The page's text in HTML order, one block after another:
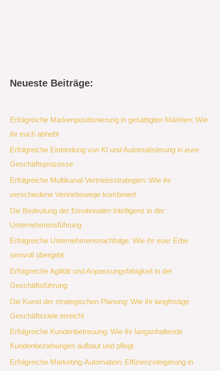
Neueste Beiträge:
Erfolgreiche Markenpositionierung in gesättigten Märkten: Wie
ihr euch abhebt
Erfolgreiche Einbindung von KI und Automatisierung in eure
Geschäftsprozesse
Erfolgreiche Multikanal-Vertriebsstrategien: Wie ihr
verschiedene Vertriebswege kombiniert
Die Bedeutung der Emotionalen Intelligenz in der
Unternehmensführung
Erfolgreiche Unternehmensnachfolge: Wie ihr euer Erbe
sinnvoll übergebt
Erfolgreiche Agilität und Anpassungsfähigkeit in der
Geschäftsführung
Die Kunst der strategischen Planung: Wie ihr langfristige
Geschäftsziele erreicht
Erfolgreiche Kundenbetreuung: Wie ihr langanhaltende
Kundenbeziehungen aufbaut und pflegt
Erfolgreiche Marketing-Automation: Effizienzsteigerung in